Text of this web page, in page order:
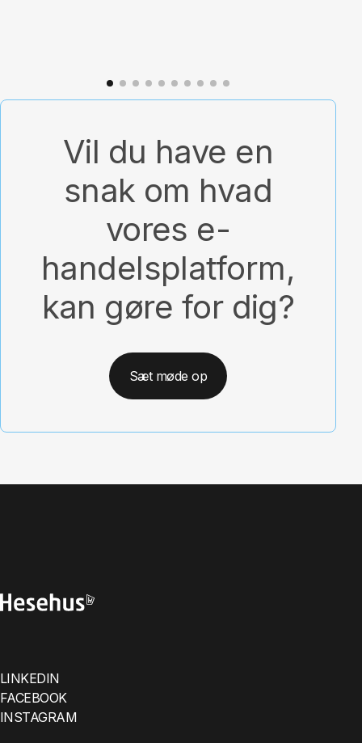
Vil du have en
snak om hvad
vores e-
handelsplatform,
kan gøre for dig?
Sæt møde op
LINKEDIN
FACEBOOK
INSTAGRAM